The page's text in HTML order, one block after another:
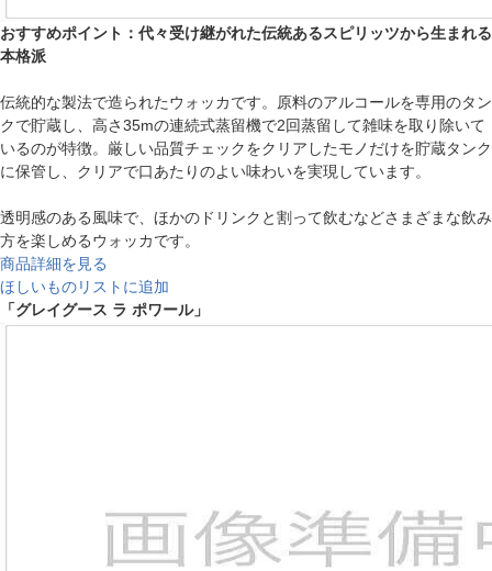
おすすめポイント：代々受け継がれた伝統あるスピリッツから生まれる
本格派
伝統的な製法で造られたウォッカです。原料のアルコールを専用のタン
クで貯蔵し、高さ35mの連続式蒸留機で2回蒸留して雑味を取り除いて
いるのが特徴。厳しい品質チェックをクリアしたモノだけを貯蔵タンク
に保管し、クリアで口あたりのよい味わいを実現しています。
透明感のある風味で、ほかのドリンクと割って飲むなどさまざまな飲み
方を楽しめるウォッカです。
商品詳細を見る
ほしいものリストに追加
「グレイグース ラ ポワール」